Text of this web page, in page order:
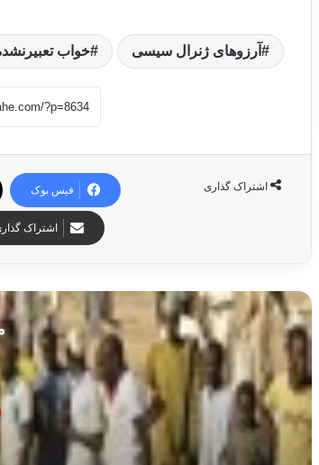
آرزوهای ژنرال سیسی خواب
اشتراک گذاری فیس بوک
اشتراک